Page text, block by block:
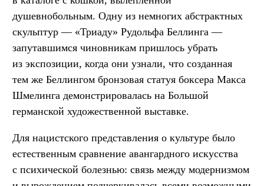
душевнобольным. Одну из немногих абстрактных
скульптур — «Триаду» Рудольфа Беллинга —
запутавшимся чиновникам пришлось убрать
из экспозиции, когда они узнали, что созданная
тем же Беллингом бронзовая статуя боксера Макса
Шмелинга демонстрировалась на Большой
германской художественной выставке.
Для нацистского представления о культуре было
естественным сравнение авангардного искусства
с психической болезнью: связь между модернизмом